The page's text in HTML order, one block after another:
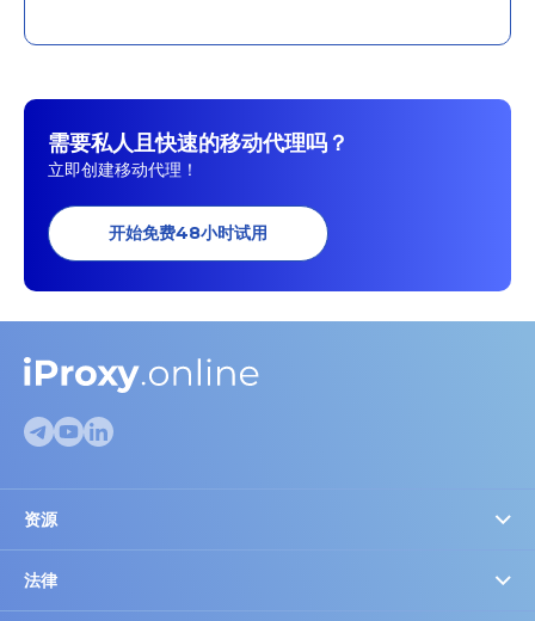
需要私人且快速的移动代理吗？
立即创建移动代理！
开始免费48小时试用
资源
代理检测
FAQ
博客
法律
Cookie设置